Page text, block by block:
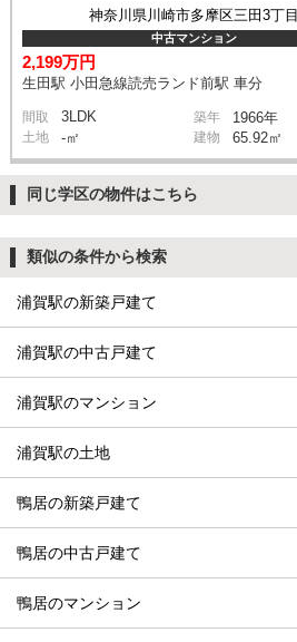
神奈川県川崎市多摩区三田3丁目
中古マンション
2,199万円
生田駅 小田急線読売ランド前駅 車分
間取 3LDK 築年 1966年
土地 -㎡ 建物 65.92㎡
同じ学区の物件はこちら
類似の条件から検索
浦賀駅の新築戸建て
浦賀駅の中古戸建て
浦賀駅のマンション
浦賀駅の土地
鴨居の新築戸建て
鴨居の中古戸建て
鴨居のマンション